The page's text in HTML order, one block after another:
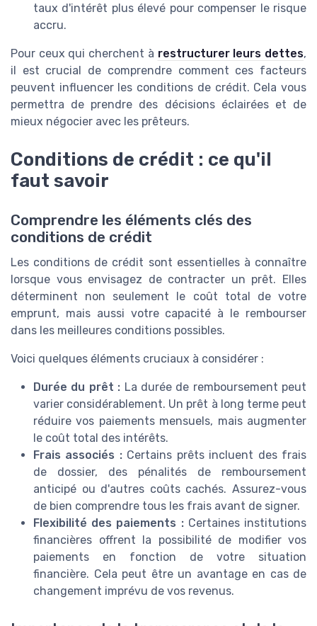
taux d'intérêt plus élevé pour compenser le risque
accru.
Pour ceux qui cherchent à restructurer leurs dettes,
il est crucial de comprendre comment ces facteurs
peuvent influencer les conditions de crédit. Cela vous
permettra de prendre des décisions éclairées et de
mieux négocier avec les prêteurs.
Conditions de crédit : ce qu'il
faut savoir
Comprendre les éléments clés des
conditions de crédit
Les conditions de crédit sont essentielles à connaître
lorsque vous envisagez de contracter un prêt. Elles
déterminent non seulement le coût total de votre
emprunt, mais aussi votre capacité à le rembourser
dans les meilleures conditions possibles.
Voici quelques éléments cruciaux à considérer :
Durée du prêt : La durée de remboursement peut
varier considérablement. Un prêt à long terme peut
réduire vos paiements mensuels, mais augmenter
le coût total des intérêts.
Frais associés :Certains prêts incluent des frais
de dossier, des pénalités de remboursement
anticipé ou d'autres coûts cachés. Assurez-vous
de bien comprendre tous les frais avant de signer.
Flexibilité des paiements :Certaines institutions
financières offrent la possibilité de modifier vos
paiements en fonction de votre situation
financière. Cela peut être un avantage en cas de
changement imprévu de vos revenus.